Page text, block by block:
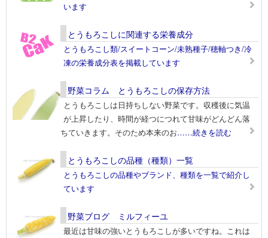
います
とうもろこしに関連する栄養成分
とうもろこし類/スイートコーン/未熟種子/穂軸つき/冷
凍の栄養成分表を掲載しています
野菜コラム とうもろこしの保存方法
とうもろこしは日持ちしない野菜です。収穫後に気温
が上昇したり、時間が経つにつれて甘味がどんどん落
ちていきます。そのため本来のお……続きを読む
とうもろこしの品種（種類）一覧
とうもろこしの品種やブランド、種類を一覧で紹介し
ています
野菜ブログ ミルフィーユ
最近は甘味の強いとうもろこしが多いですね。これは